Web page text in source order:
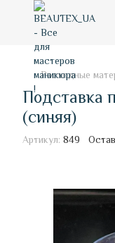
Расходные
Подставка
(синяя)
Артикул: 849